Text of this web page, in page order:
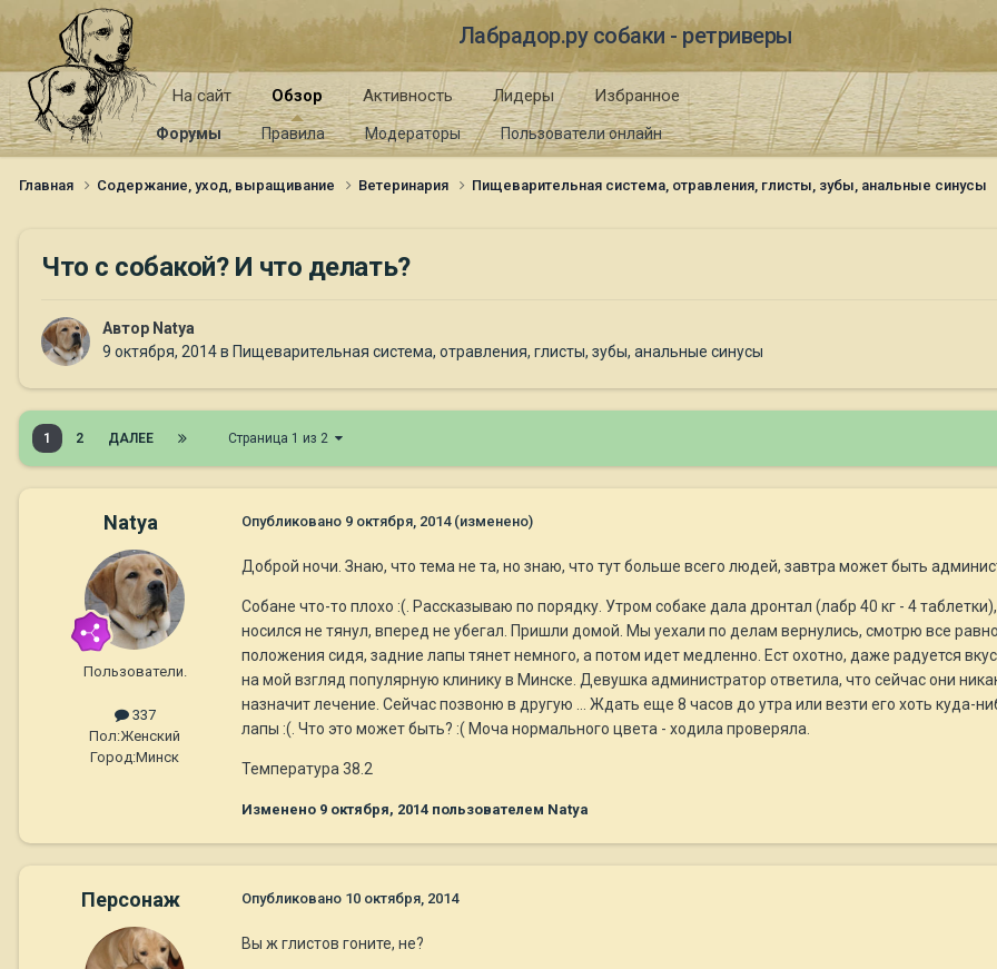
Лабрадор.ру собаки - ретриверы
На сайт Обзор
Форумы Правила Модераторы Пользователи онлайн
Активность Лидеры Избранное
Главная Содержание, уход, выращивание Ветеринария Пищеварительная система, отравления, глисты, зубы, анальные синусы
Что с собакой? И что делать?
Автор Natya
9 октября, 2014в Пищеварительная система, отравления, глисты, зубы, анальные синусы
1 2 ДАЛЕЕ Страница 1 из 2
Natya
Пользователи.
337
Пол:Женский
Город:Минск
Опубликовано 9 октября, 2014 (изменено)
Доброй ночи. Знаю, что тема не та, но знаю, что тут больше всего людей, завтра может быть
Собане что-то плохо :(. Рассказываю по порядку. Утром собаке дала дронтал (лабр 40 кг - 4
носился не тянул, вперед не убегал. Пришли домой. Мы уехали по делам вернулись, смотрю все
положения сидя, задние лапы тянет немного, а потом идет медленно. Ест охотно, даже радуется
на мой взгляд популярную клинику в Минске. Девушка администратор ответила, что сейчас они
назначит лечение. Сейчас позвоню в другую ... Ждать еще 8 часов до утра или везти его хоть куда-
лапы :(. Что это может быть? :( Моча нормального цвета - ходила проверяла.
Температура 38.2
Изменено 9 октября, 2014 пользователем Natya
Персонаж Опубликовано 10 октября, 2014
Вы ж глистов гоните, не?